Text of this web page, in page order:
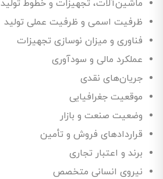
ماشین‌آلات، تجهیزات و خطوط تولید
ظرفیت اسمی و ظرفیت عملی تولید
فناوری و میزان نوسازی تجهیزات
عملکرد مالی و سودآوری
جریان‌های نقدی
موقعیت جغرافیایی
وضعیت صنعت و بازار
قراردادهای فروش و تأمین
برند و اعتبار تجاری
نیروی انسانی متخصص